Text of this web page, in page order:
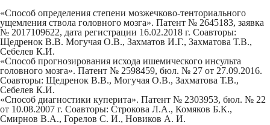
«Способ определения степени мозжечково-тенториального
ущемления ствола головного мозга». Патент № 2645183, заявка
№ 2017109622, дата регистрации 16.02.2018 г. Соавторы:
Щедренок В.В. Могучая О.В., Захматов И.Г., Захматова Т.В.,
Себелев К.И.
«Способ прогнозирования исхода ишемического инсульта
головного мозга». Патент № 2598459, бюл. № 27 от 27.09.2016.
Соавторы: Щедренок В.В., Могучая О.В., Захматова Т.В.,
Себелев К.И.
«Способ диагностики куперита». Патент № 2303953, бюл. № 22
от 10.08.2007 г. Соавторы: Строкова Л.А., Комяков Б.К.,
Смирнов В.А., Горелов С. И., Новиков А. И.